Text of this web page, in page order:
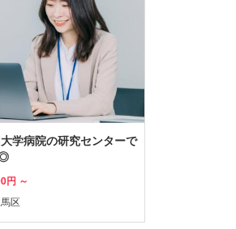
学病院の研究センターで
円 ～
区